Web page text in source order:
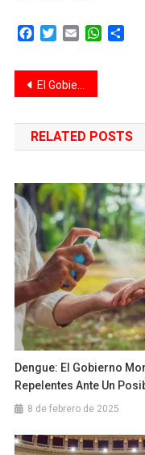
Poder Ejecutivo y su
intromisión en las cuentas
estudio “afecta su
autonomía”. Para el
Asociación Argentina de…
Facebook
TwitterEmail
Navegación
de
entradas
El Gobierno extendió el plazo a las prepagas para que se adapten a las nuevas medidas
RELATED POSTS
Dengue: El Gobierno
Repelentes Ante Un
8 de febrero de 2025